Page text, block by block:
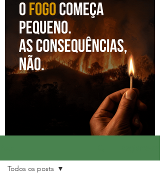
Todos os posts